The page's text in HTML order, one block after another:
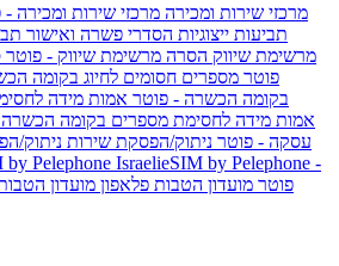
מרכזי שירות ומכירה מרכזי שירות ומכירה -
תביעות ייצוגיות הסדרי פשרה ואישור
מרשימת שיווק הסרה מרשימת שיווק - פוטר
פוטר מספרים חסומים לחיוג בקומה
בקומה הכשרה - פוטר אמות מידה
אמות מידה לחסימת מספרים בקומה
עסקה - פוטר ניתוק/הפסקת שירות ניתוק/
by Pelephone IsraelieSIM by Pelephone -
פוטר מועדון הטבות פלאפון מועדון